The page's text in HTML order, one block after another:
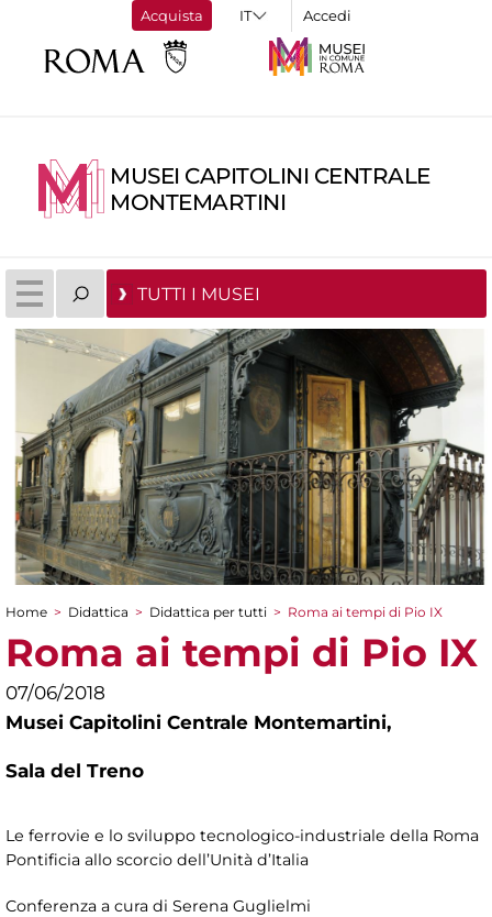
Acquista Accedi
MUSEI CAPITOLINI CENTRALE
MONTEMARTINI
TUTTI I MUSEI
Tu sei qui
Home > Didattica > Didattica per tutti > Roma ai tempi di Pio IX
Roma ai tempi di Pio IX
07/06/2018
Musei Capitolini Centrale Montemartini,
Sala del Treno
Le ferrovie e lo sviluppo tecnologico-industriale della Roma
Pontificia allo scorcio dell’Unità d’Italia
Conferenza a cura di Serena Guglielmi